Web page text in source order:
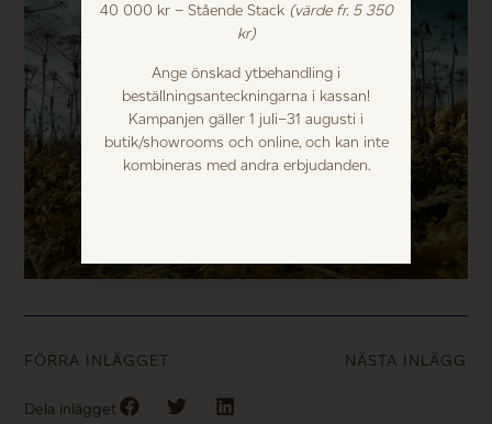
FÖRRA INLÄGGET NÄSTA INLÄGG
Dela inlägget
40 000 kr – Stående Stack (värde fr. 5 350
kr)
Ange önskad ytbehandling i
beställningsanteckningarna i kassan!
Kampanjen gäller 1 juli–31 augusti i
butik/showrooms och online, och kan inte
kombineras med andra erbjudanden.